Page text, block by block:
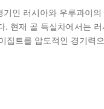
인 러시아와 우루과이의
. 현재 골 득실차에서는
집트를 압도적인 경기력